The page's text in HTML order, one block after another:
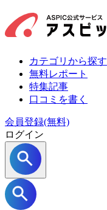
カテゴリから探す
無料レポート
特集記事
口コミを書く
会員登録(無料)
ログイン